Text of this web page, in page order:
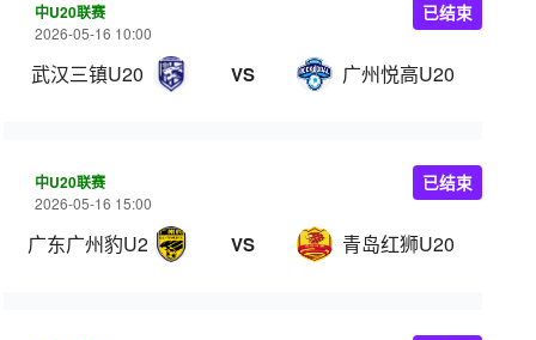
中U20联赛
2026-05-16 10:00
武汉三镇U20 VS 广州悦高U20
已结束
中U20联赛
2026-05-16 15:00
广东广州豹U20 VS 青岛红狮U20
已结束